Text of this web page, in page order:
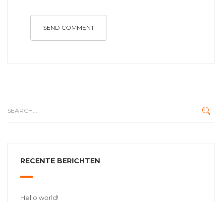
SEND COMMENT
RECENTE BERICHTEN
Hello world!